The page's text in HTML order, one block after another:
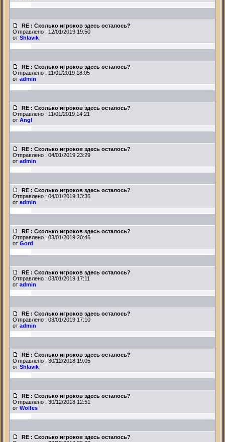
RE : Сколько игроков здесь осталось?
Отправлено : 12/01/2019 19:50
от Shlavik
RE : Сколько игроков здесь осталось?
Отправлено : 11/01/2019 18:05
от admin
RE : Сколько игроков здесь осталось?
Отправлено : 11/01/2019 14:21
от Angl
RE : Сколько игроков здесь осталось?
Отправлено : 04/01/2019 23:29
от admin
RE : Сколько игроков здесь осталось?
Отправлено : 04/01/2019 13:36
от admin
RE : Сколько игроков здесь осталось?
Отправлено : 03/01/2019 20:46
от Gord
RE : Сколько игроков здесь осталось?
Отправлено : 03/01/2019 17:11
от admin
RE : Сколько игроков здесь осталось?
Отправлено : 03/01/2019 17:10
от admin
RE : Сколько игроков здесь осталось?
Отправлено : 30/12/2018 19:05
от Shlavik
RE : Сколько игроков здесь осталось?
Отправлено : 30/12/2018 12:51
от Wolfes
RE : Сколько игроков здесь осталось?